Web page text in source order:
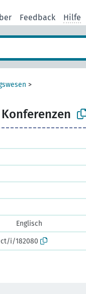
Feedback Hilfe
>
Englisch
i/182080